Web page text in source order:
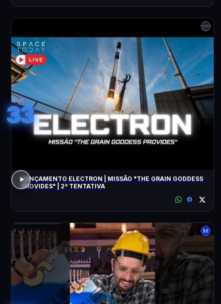
33
LANÇAMENTO ELECTRON | MISSÃO "THE GRAIN GODDESS
PROVIDES" | 2ª TENTATIVA